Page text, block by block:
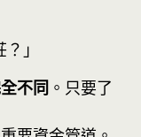
」
不同 。只要了